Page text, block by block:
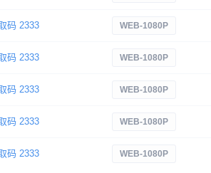
码 2333 WEB-1080P
码 2333 WEB-1080P
码 2333 WEB-1080P
码 2333 WEB-1080P
码 2333 WEB-1080P